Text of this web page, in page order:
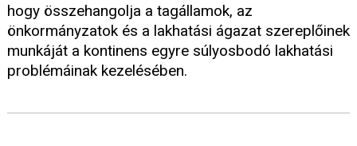
hogy összehangolja a tagállamok, az
önkormányzatok és a lakhatási ágazat szereplőinek
munkáját a kontinens egyre súlyosbodó lakhatási
problémáinak kezelésében.